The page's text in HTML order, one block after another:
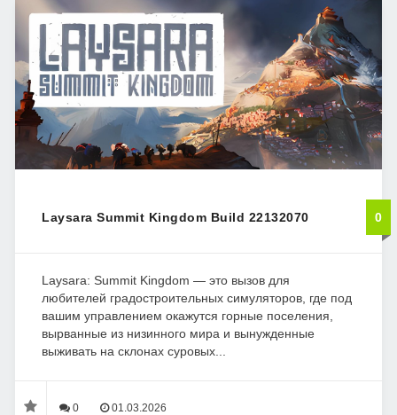
Laysara Summit Kingdom Build 22132070 0
Laysara: Summit Kingdom — это вызов для
любителей градостроительных симуляторов, где под
вашим управлением окажутся горные поселения,
вырванные из низинного мира и вынужденные
выживать на склонах суровых...
0 01.03.2026